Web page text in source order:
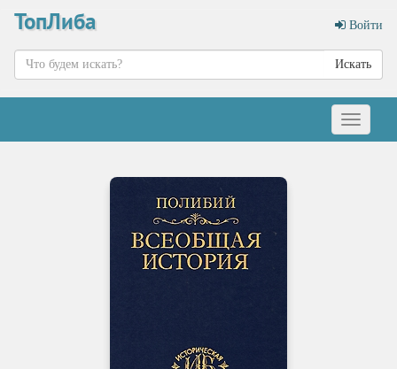
ТопЛиба Войти
Искать
Меню